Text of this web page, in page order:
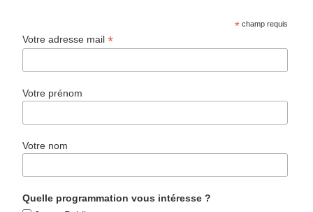
* champ requis
Votre adresse mail*
Votre prénom
Votre nom
Quelle programmation vous intéresse ?